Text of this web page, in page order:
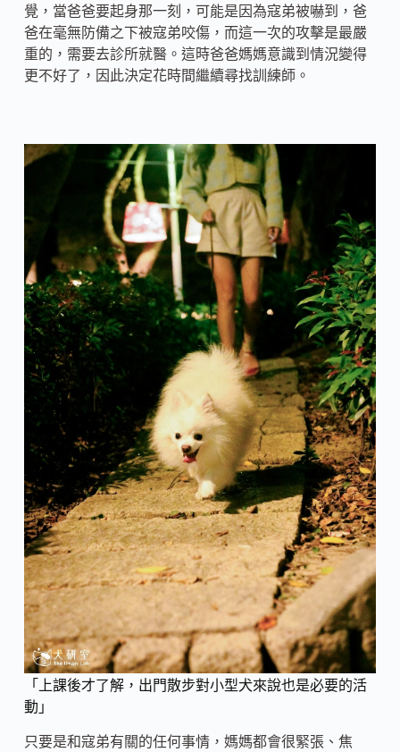
覺，當爸爸要起身那一刻，可能是因為寇弟被嚇到，爸
爸在毫無防備之下被寇弟咬傷，而這一次的攻擊是最嚴
重的，需要去診所就醫。這時爸爸媽媽意識到情況變得
更不好了，因此決定花時間繼續尋找訓練師。
「上課後才了解，出門散步對小型犬來說也是必要的活
動」
只要是和寇弟有關的任何事情，媽媽都會很緊張、焦